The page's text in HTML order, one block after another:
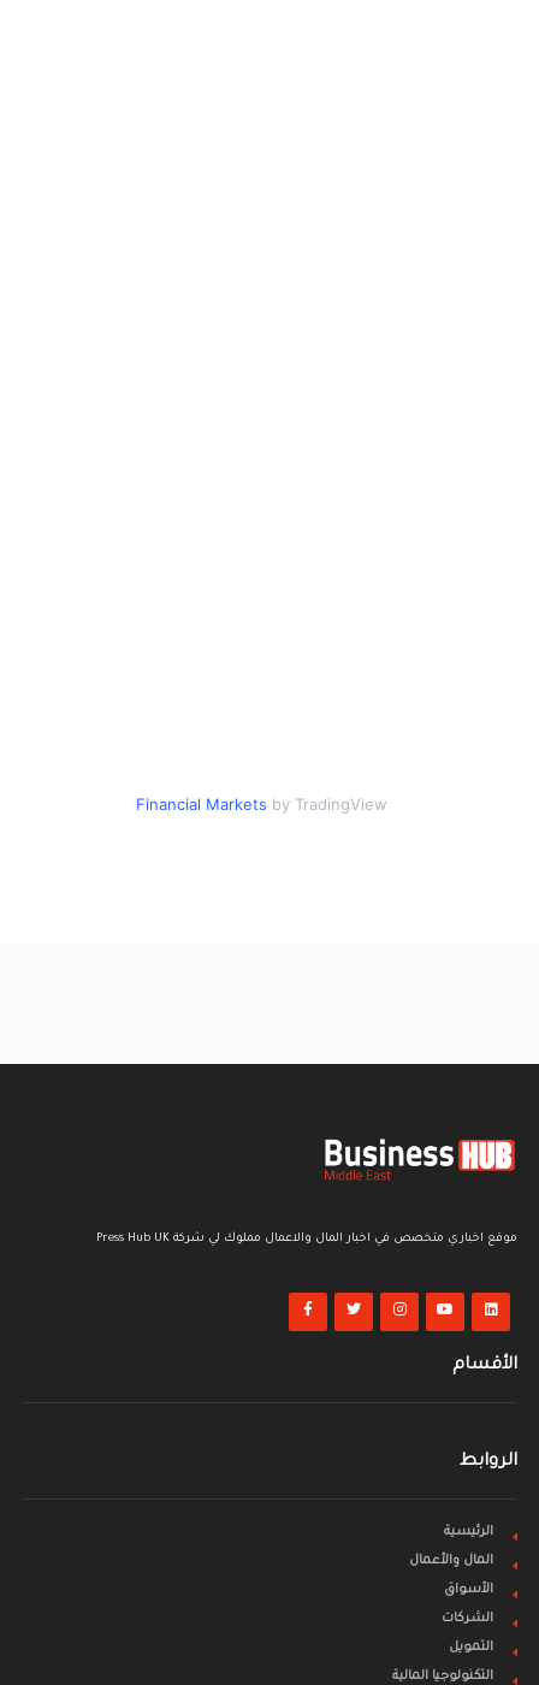
Financial Markets by TradingView
موقع اخباري متخصص في اخبار المال والاعمال مملوك لي شركة Press Hub UK
الأقسام
الروابط
الرئيسية
المال والأعمال
الأسواق
الشركات
التمويل
التكنولوجيا المالية